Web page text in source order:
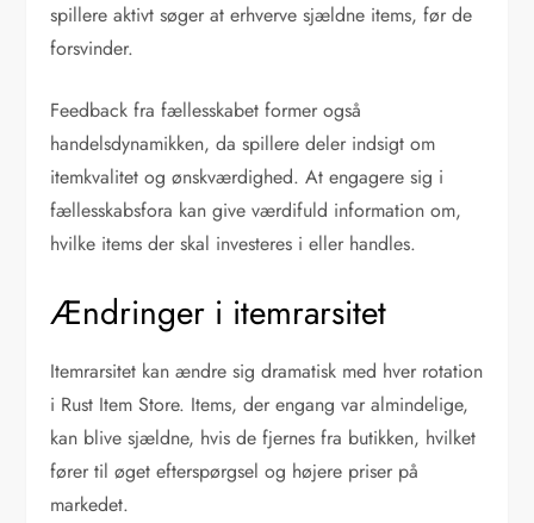
spillere aktivt søger at erhverve sjældne items, før de
forsvinder.
Feedback fra fællesskabet former også
handelsdynamikken, da spillere deler indsigt om
itemkvalitet og ønskværdighed. At engagere sig i
fællesskabsfora kan give værdifuld information om,
hvilke items der skal investeres i eller handles.
Ændringer i itemrarsitet
Itemrarsitet kan ændre sig dramatisk med hver rotation
i Rust Item Store. Items, der engang var almindelige,
kan blive sjældne, hvis de fjernes fra butikken, hvilket
fører til øget efterspørgsel og højere priser på
markedet.